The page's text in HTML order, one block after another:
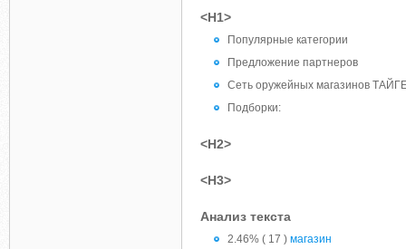
<H1>
Популярные категории
Предложение партнеров
Сеть оружейных магазинов
Подборки:
<H2>
<H3>
Анализ текста
2.46% ( 17 ) магазин